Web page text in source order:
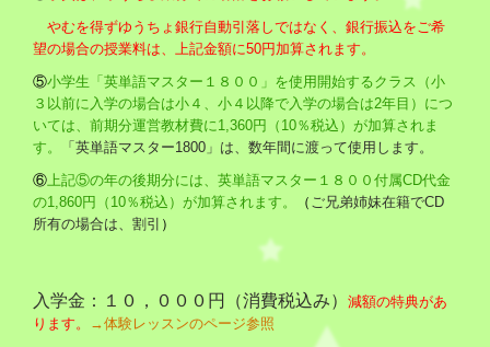
やむを得ずゆうちょ銀行自動引落しではなく、銀行振込をご希
望の場合の授業料は、上記金額に50円加算されます。
⑤小学生「英単語マスター１８００」を使用開始するクラス（小
３以前に入学の場合は小４、小４以降で入学の場合は2年目）につ
いては、前期分運営教材費に1,360円（10％税込）が加算されま
す。
「英単語マスター1800」は、数年間に渡って使用します。
⑥上記⑤の年の後期分には、英単語マスター１８００付属CD代金
の1,860円（ 10％税込 ）が加算されます。 （ ご兄弟姉妹在籍でCD
所有の場合は、割引 ）
入学金：１０，０００円（消費税込み） 減額の特典があ
ります。
→体験レッスンのページ参照